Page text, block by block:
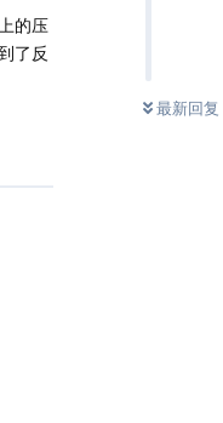
最新回复
的压
了反